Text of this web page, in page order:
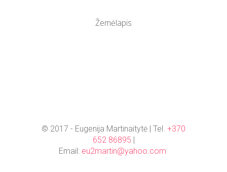
Žemėlapis
© 2017 - Eugenija Martinaitytė | Tel. +370
652 86895 |
Email: eu2martin@yahoo.com